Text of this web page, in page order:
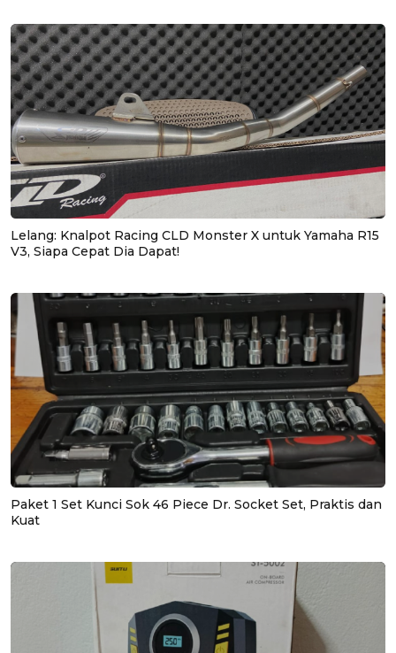
Lelang: Knalpot Racing CLD Monster X untuk Yamaha R15
V3, Siapa Cepat Dia Dapat!
Paket 1 Set Kunci Sok 46 Piece Dr. Socket Set, Praktis dan
Kuat